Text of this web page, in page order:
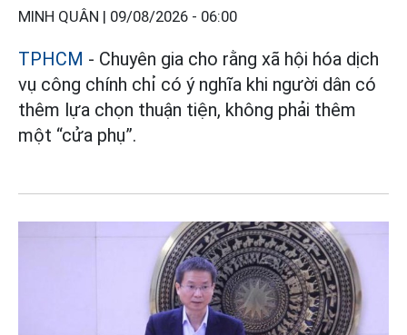
MINH QUÂN | 09/08/2026 - 06:00
TPHCM - Chuyên gia cho rằng xã hội hóa dịch
vụ công chính chỉ có ý nghĩa khi người dân có
thêm lựa chọn thuận tiện, không phải thêm
một “cửa phụ”.